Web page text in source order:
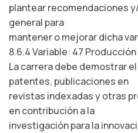
plantear recomendaciones
general para
mantener o mejorar dicha
8.6.4 Variable: 47
La carrera debe demostrar
patentes, publicaciones en
revistas indexadas y otras
en contribución a la
investigación para la